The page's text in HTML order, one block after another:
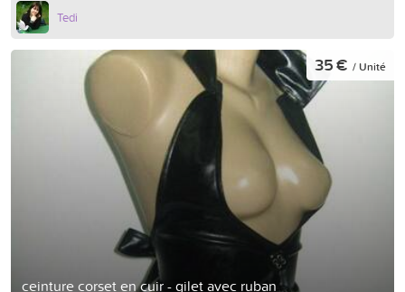
Tedi
ceinture corset en cuir - gilet avec ruban
35 € / Unité